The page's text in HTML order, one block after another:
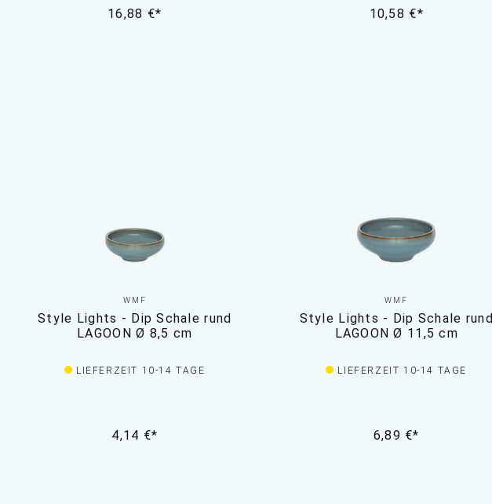
16,88 €* 10,58 €*
WMF
Style Lights - Dip Schale rund
LAGOON Ø 8,5 cm
LIEFERZEIT 10-14 TAGE
4,14 €*
WMF
Style Lights - Dip Schale rund
LAGOON Ø 11,5 cm
LIEFERZEIT 10-14 TAGE
6,89 €*